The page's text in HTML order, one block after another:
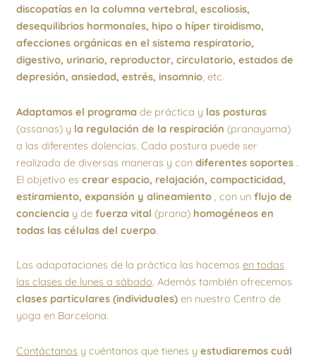
discopatías en la columna vertebral, escoliosis,
desequilibrios hormonales, hipo o híper tiroidismo,
afecciones orgánicas en el sistema respiratorio,
digestivo, urinario, reproductor, circulatorio, estados de
depresión, ansiedad, estrés, insomnio, etc.
Adaptamos el programa de práctica y las posturas
(assanas) y la regulación de la respiración (pranayama)
a las diferentes dolencias. Cada postura puede ser
realizada de diversas maneras y condiferentes soportes .
El objetivo escrear espacio, relajación, compacticidad,
estiramiento, expansión y alineamiento , con unflujo de
conciencia y defuerza vital (prana) homogéneos en
todas las células del cuerpo.
Las adapataciones de la práctica las hacemosen todas
las clases de lunes a sábado. Además también ofrecemos
clases particulares (individuales) en nuestro Centro de
yoga en Barcelona.
Contáctanos y cuéntanos que tienes yestudiaremos cuál